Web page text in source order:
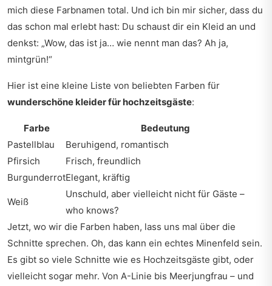
mich diese Farbnamen total. Und ich bin mir sicher, dass du
das schon mal erlebt hast: Du schaust dir ein Kleid an und
denkst: „Wow, das ist ja… wie nennt man das? Ah ja,
mintgrün!“
Hier ist eine kleine Liste von beliebten Farben für
wunderschöne kleider für hochzeitsgäste:
Farbe
Bedeutung
Pastellblau
Beruhigend, romantisch
Pfirsich
Frisch, freundlich
BurgunderrotElegant, kräftig
Weiß
Unschuld, aber vielleicht nicht für Gäste –
who knows?
Jetzt, wo wir die Farben haben, lass uns mal über die
Schnitte sprechen. Oh, das kann ein echtes Minenfeld sein.
Es gibt so viele Schnitte wie es Hochzeitsgäste gibt, oder
vielleicht sogar mehr. Von A-Linie bis Meerjungfrau – und